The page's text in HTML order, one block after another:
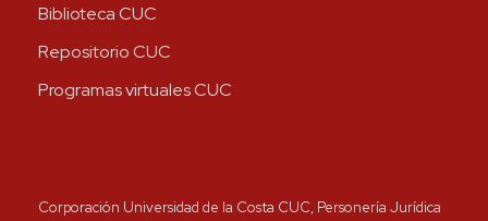
Biblioteca CUC
Repositorio CUC
Programas virtuales CUC
Corporación Universidad de la Costa CUC, Personería Jurídica